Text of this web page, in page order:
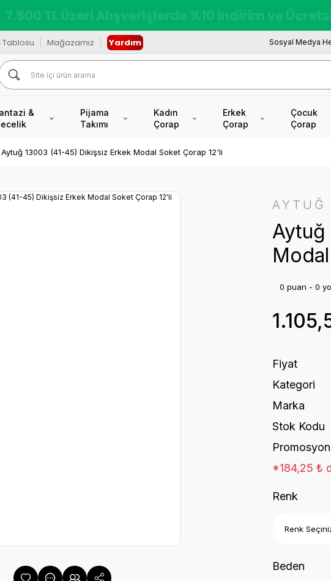
Kredi Kartına Vade Farksız +6 Taksit
Mağazamız Yardım Sosyal Medya
&
Pijama
Takımı
Kadın
Çorap
Erkek
Çorap
Çocuk
Çorap
Aytuğ 13003 (41-45) Dikişsiz Erkek Modal Soket Çorap 12'li
AYTUĞ
Aytuğ
0 puan - 0
Fiyat
Kategori
Marka
Stok Kodu
Promosyon
*184,25 ₺
Renk
Beden